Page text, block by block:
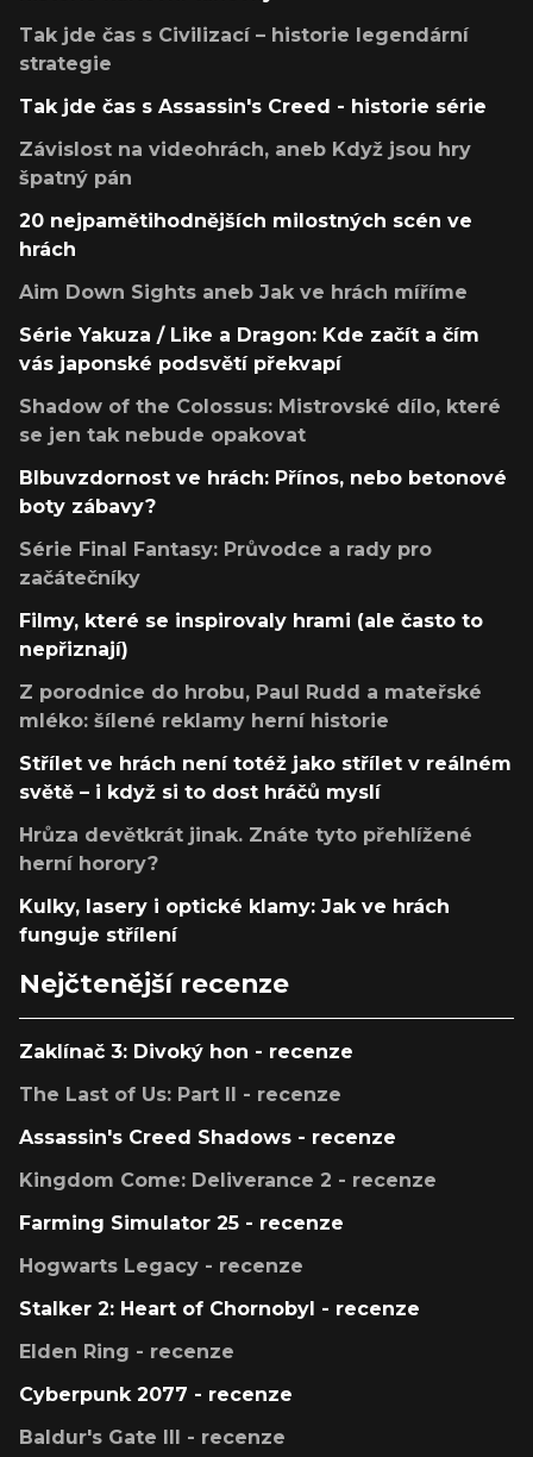
Tak jde čas s Civilizací – historie legendární
strategie
Tak jde čas s Assassin's Creed - historie série
Závislost na videohrách, aneb Když jsou hry
špatný pán
20 nejpamětihodnějších milostných scén ve
hrách
Aim Down Sights aneb Jak ve hrách míříme
Série Yakuza / Like a Dragon: Kde začít a čím
vás japonské podsvětí překvapí
Shadow of the Colossus: Mistrovské dílo, které
se jen tak nebude opakovat
Blbuvzdornost ve hrách: Přínos, nebo betonové
boty zábavy?
Série Final Fantasy: Průvodce a rady pro
začátečníky
Filmy, které se inspirovaly hrami (ale často to
nepřiznají)
Z porodnice do hrobu, Paul Rudd a mateřské
mléko: šílené reklamy herní historie
Střílet ve hrách není totéž jako střílet v reálném
světě – i když si to dost hráčů myslí
Hrůza devětkrát jinak. Znáte tyto přehlížené
herní horory?
Kulky, lasery i optické klamy: Jak ve hrách
funguje střílení
Nejčtenější recenze
Zaklínač 3: Divoký hon - recenze
The Last of Us: Part II - recenze
Assassin's Creed Shadows - recenze
Kingdom Come: Deliverance 2 - recenze
Farming Simulator 25 - recenze
Hogwarts Legacy - recenze
Stalker 2: Heart of Chornobyl - recenze
Elden Ring - recenze
Cyberpunk 2077 - recenze
Baldur's Gate III - recenze